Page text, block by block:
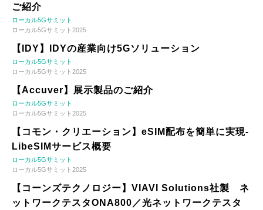
ご紹介
ローカル5Gサミット
ローカル5Gサミット2025
【IDY】IDYの産業向け5Gソリューション
ローカル5Gサミット
ローカル5Gサミット2025
【Accuver】展示製品のご紹介
ローカル5Gサミット
ローカル5Gサミット2025
【コモン・クリエーション】eSIM配布を簡単に実現-
LibeSIMサービス概要
ローカル5Gサミット
ローカル5Gサミット2025
【コーンズテクノロジー】VIAVI Solutions社製 ネ
ットワークテスタONA800／光ネットワークテスタ